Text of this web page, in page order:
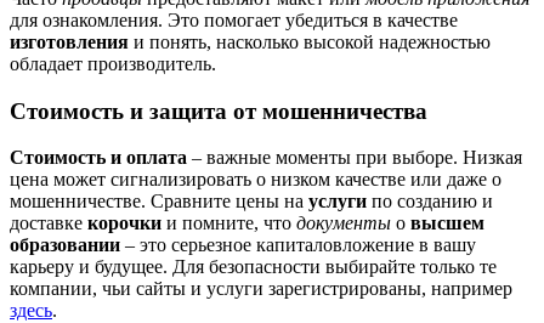
для ознакомления. Это помогает убедиться в качестве
изготовления и понять, насколько высокой надежностью
обладает производитель.
Стоимость и защита от мошенничества
Стоимость и оплата – важные моменты при выборе. Низкая
цена может сигнализировать о низком качестве или даже о
мошенничестве. Сравните цены на услуги по созданию и
доставке корочки и помните, что документы о высшем
образовании – это серьезное капиталовложение в вашу
карьеру и будущее. Для безопасности выбирайте только те
компании, чьи сайты и услуги зарегистрированы, например
здесь.